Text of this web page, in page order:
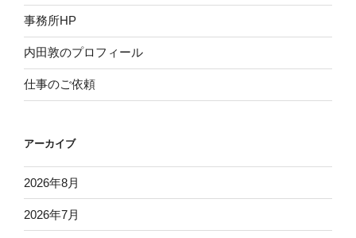
事務所HP
内田敦のプロフィール
仕事のご依頼
アーカイブ
2026年8月
2026年7月